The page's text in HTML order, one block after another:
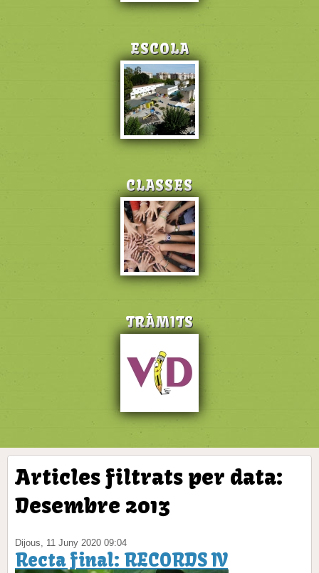
ESCOLA
CLASSES
TRÀMITS
Articles filtrats per data:
Desembre 2013
Dijous, 11 Juny 2020 09:04
Recta final: RECORDS IV